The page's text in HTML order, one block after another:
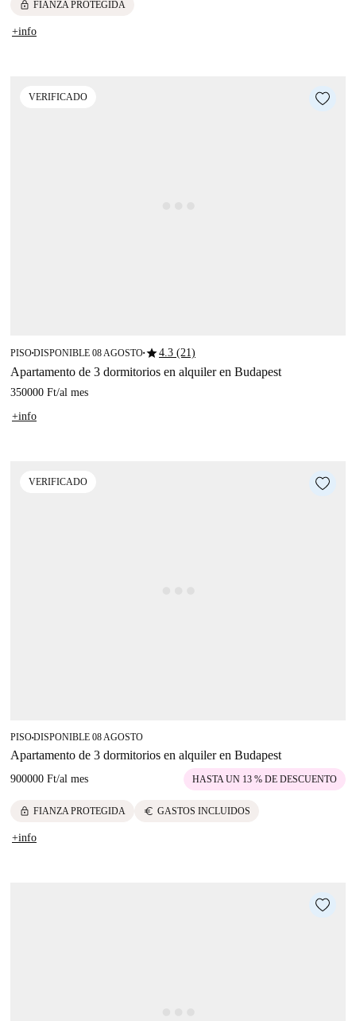
lock FIANZA PROTEGIDA
+info
VERIFICADO
PISO■DISPONIBLE 08 AGOSTO■star4.3 (21)
Apartamento de 3 dormitorios en alquiler en Budapest
350000 Ft/al mes
+info
VERIFICADO
PISO■DISPONIBLE 08 AGOSTO
Apartamento de 3 dormitorios en alquiler en Budapest
900000 Ft/al mes HASTA UN 13 % DE DESCUENTO
lock FIANZA PROTEGIDA euro GASTOS INCLUIDOS
+info